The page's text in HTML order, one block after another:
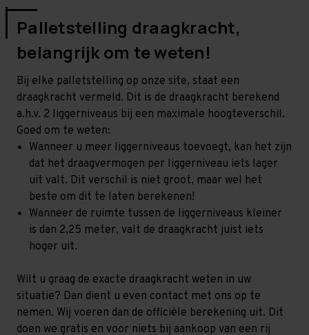
Palletstelling draagkracht,
belangrijk om te weten!
Bij elke palletstelling op onze site, staat een
draagkracht vermeld. Dit is de draagkracht berekend
a.h.v. 2 liggerniveaus bij een maximale hoogteverschil.
Goed om te weten:
Wanneer u meer liggerniveaus toevoegt, kan het zijn
dat het draagvermogen per liggerniveau iets lager
uit valt. Dit verschil is niet groot, maar wel het
beste om dit te laten berekenen!
Wanneer de ruimte tussen de liggerniveaus kleiner
is dan 2,25 meter, valt de draagkracht juist iets
hoger uit.
Wilt u graag de exacte draagkracht weten in uw
situatie? Dan dient u even contact met ons op te
nemen. Wij voeren dan de officiële berekening uit. Dit
doen we gratis en voor niets bij aankoop van een rij